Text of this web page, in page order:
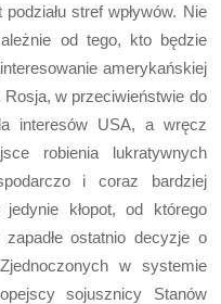
stref wpływów. Nie
od tego, kto będzie
amerykańskiej
Rosja, w przeciwieństwie do
interesów USA, a wręcz
robienia lukratywnych
i coraz bardziej
kłopot, od którego
ostatnio decyzje o
w systemie
sojusznicy Stanów